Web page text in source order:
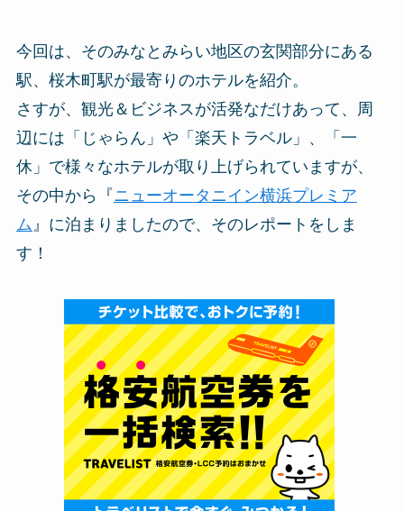
今回は、そのみなとみらい地区の玄関部分にある
駅、桜木町駅が最寄りのホテルを紹介。
さすが、観光＆ビジネスが活発なだけあって、周
辺には「じゃらん」や「楽天トラベル」、「一
休」で様々なホテルが取り上げられていますが、
その中から『ニューオータニイン横浜プレミア
ム 』に泊まりましたので、そのレポートをしま
す！